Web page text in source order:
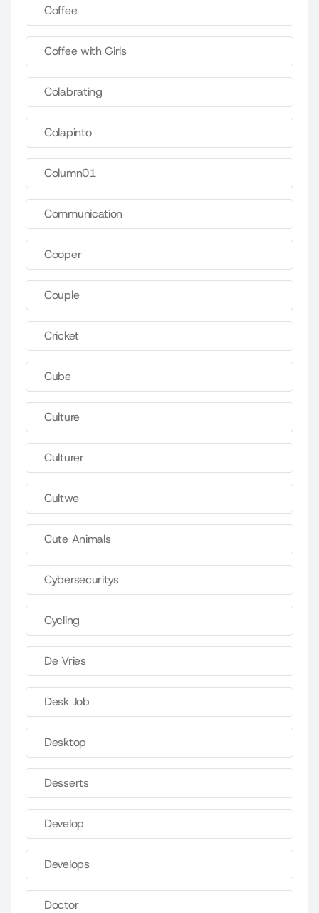
Coffee
Coffee with Girls
Colabrating
Colapinto
Column01
Communication
Cooper
Couple
Cricket
Cube
Culture
Culturer
Cultwe
Cute Animals
Cybersecuritys
Cycling
De Vries
Desk Job
Desktop
Desserts
Develop
Develops
Doctor